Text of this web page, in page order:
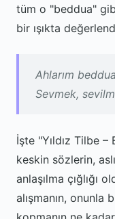
tüm o "beddua"
bir ışıkta
Ahlarım
Sevmek,
İşte "Yıldız Tilbe
keskin sözlerin,
anlaşılma çığlığı
alışmanın, onunla